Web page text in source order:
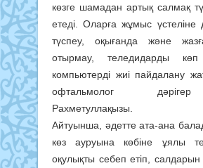
көзге шамадан артық салмақ
етеді. Оларға жұмыс
түспеу, оқығанда және
отырмау, теледидарды
компьютерді жиі пайдалану
офтальмолог
Рахметуллақызы.
Айтуынша, әдетте ата-ана
көз ауруына көбіне ұялы
оқулықты себеп етіп, салдарын